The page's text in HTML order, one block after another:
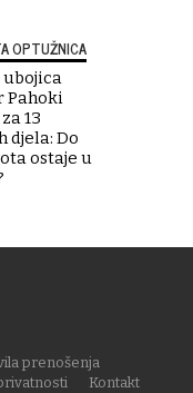
OPTUŽNICA
ubojica
Pahoki
13
djela: Do
ostaje u
prenošenja
Kontakt